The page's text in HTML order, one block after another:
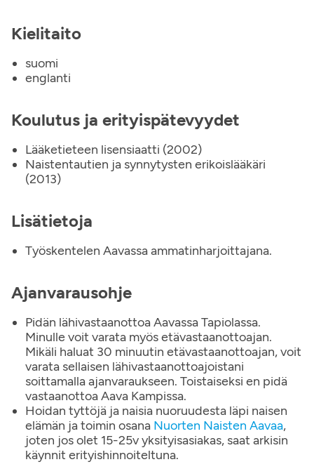
Kielitaito
suomi
englanti
Koulutus ja erityispätevyydet
Lääketieteen lisensiaatti (2002)
Naistentautien ja synnytysten erikoislääkäri
(2013)
Lisätietoja
Työskentelen Aavassa ammatinharjoittajana.
Ajanvarausohje
Pidän lähivastaanottoa Aavassa Tapiolassa.
Minulle voit varata myös etävastaanottoajan.
Mikäli haluat 30 minuutin etävastaanottoajan, voit
varata sellaisen lähivastaanottoajoistani
soittamalla ajanvaraukseen. Toistaiseksi en pidä
vastaanottoa Aava Kampissa.
Hoidan tyttöjä ja naisia nuoruudesta läpi naisen
elämän ja toimin osana Nuorten Naisten Aavaa,
joten jos olet 15-25v yksityisasiakas, saat arkisin
käynnit erityishinnoiteltuna.